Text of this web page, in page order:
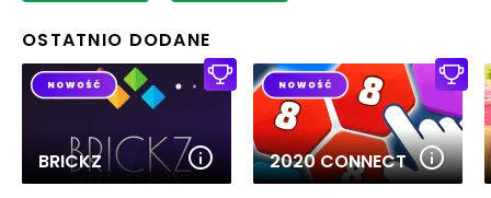
OSTATNIO DODANE
BRICKZ 2020 CONNECT